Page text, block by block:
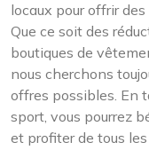
locaux pour offrir
Que ce soit des
boutiques de
nous cherchons
offres possibles. En
sport, vous pourrez
et profiter de tous